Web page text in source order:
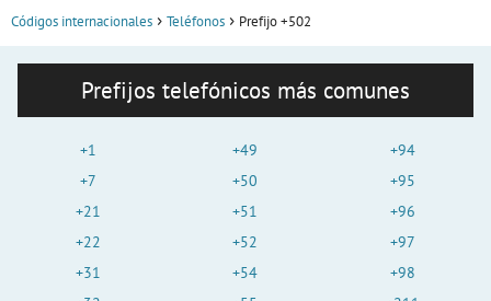
Códigos internacionales Teléfonos Prefijo +502
Prefijos telefónicos más comunes
+1
+7
+21
+22
+31
+49
+50
+51
+52
+54
+94
+95
+96
+97
+98